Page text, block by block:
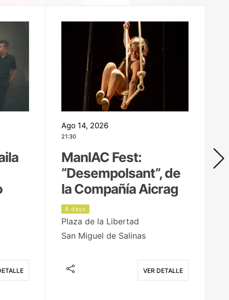
Ago 14, 2026
21:30
ManIAC Fest:
“Desempolsant”, de
la Compañía Aicrag
8 days
Plaza de la Libertad
San Miguel de Salinas
VER DETALLE